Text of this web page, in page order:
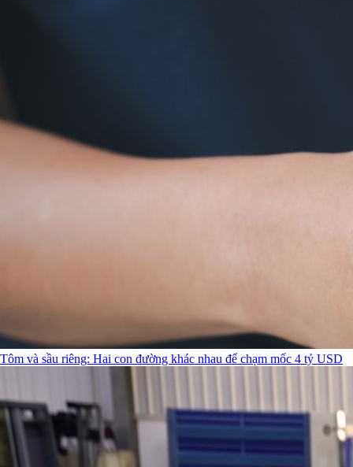
Tôm và sầu riêng: Hai con đường khác nhau để chạm mốc 4 tỷ USD